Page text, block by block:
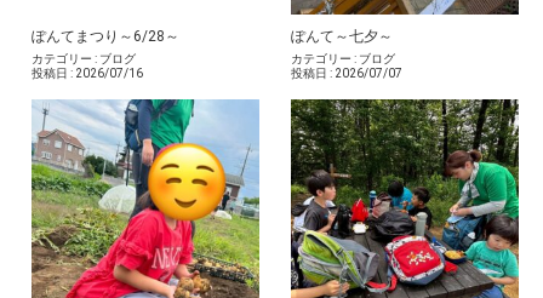
ぽんてまつり～6/28～
カテゴリー : ブログ
投稿日 : 2026/07/16
ぽんて～七夕～
カテゴリー : ブログ
投稿日 : 2026/07/07